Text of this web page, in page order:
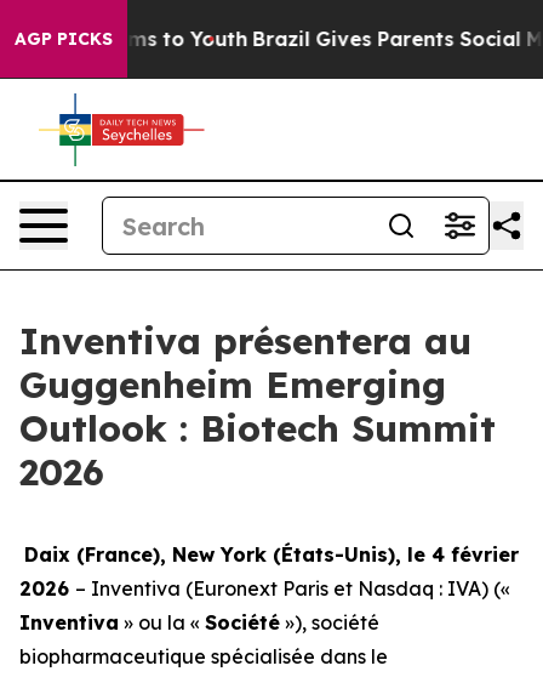
AGP PICKSHarms to Youth Brazil Gives Parents Social
Inventiva présentera au
Guggenheim Emerging
Outlook : Biotech Summit
2026
Daix (France), New York (États-Unis), le 4 février
2026 – Inventiva (Euronext Paris et Nasdaq : IVA) («
Inventiva » ou la « Société »), société
biopharmaceutique spécialisée dans le